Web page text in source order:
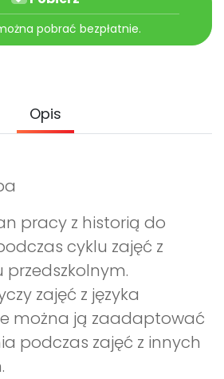
pobrać bezpłatnie.
Opis
pracy z historią do
cyklu zajęć z
przedszkolnym.
zajęć z języka
można ją zaadaptować
podczas zajęć z innych